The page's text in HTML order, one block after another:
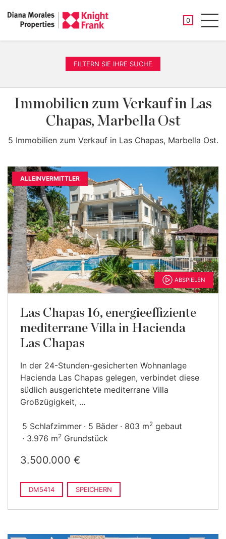
0
FILTERN SIE IHRE SUCHE
Immobilien zum Verkauf in Las
Chapas, Marbella Ost
5 Immobilien zum Verkauf in Las Chapas, Marbella Ost.
ALLEINVERMITTLER
ABSPIELEN
Las Chapas 16, energieeffiziente
mediterrane Villa in Hacienda
Las Chapas
In der 24-Stunden-gesicherten Wohnanlage
Hacienda Las Chapas gelegen, verbindet diese
südlich ausgerichtete mediterrane Villa
Großzügigkeit, ...
5 Schlafzimmer 5 Bäder 803 m2 gebaut
3.976 m2 Grundstück
3.500.000 €
DM5414 SPEICHERN